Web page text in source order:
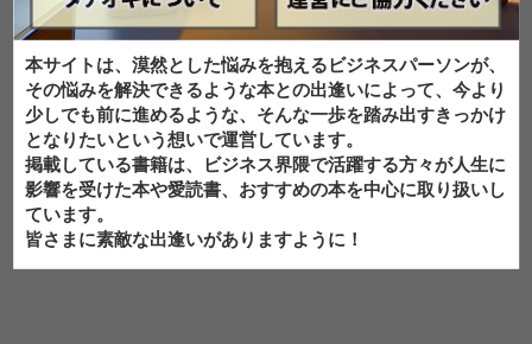
本サイトは、漠然とした悩みを抱えるビジネスパーソンが、
その悩みを解決できるような本との出逢いによって、今より
少しでも前に進めるような、そんな一歩を踏み出すきっかけ
となりたいという想いで運営しています。
掲載している書籍は、ビジネス界隈で活躍する方々が人生に
影響を受けた本や愛読書、おすすめの本を中心に取り扱いし
ています。
皆さまに素敵な出逢いがありますように！